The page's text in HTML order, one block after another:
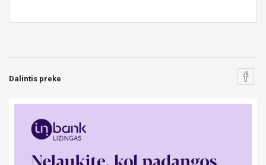
Dalintis preke